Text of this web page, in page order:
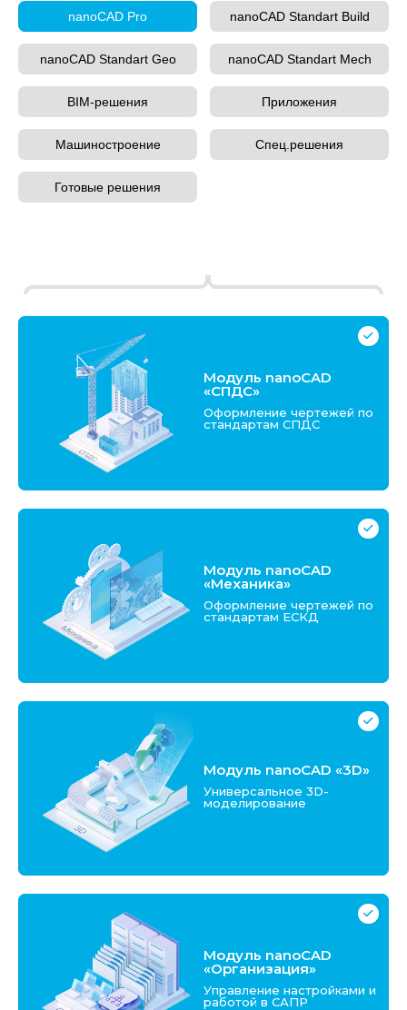
nanoCAD Pro nanoCAD Standart Build
nanoCAD Standart Geo nanoCAD Standart Mech
BIM-решения Приложения
Машиностроение Спец.решения
Готовые решения
Модуль nanoCAD
«СПДС»
Оформление чертежей по
стандартам СПДС
Модуль nanoCAD
«Механика»
Оформление чертежей по
стандартам ЕСКД
Модуль nanoCAD «3D»
Универсальное 3D-
моделирование
Модуль nanoCAD
«Организация»
Управление настройками и
работой в САПР